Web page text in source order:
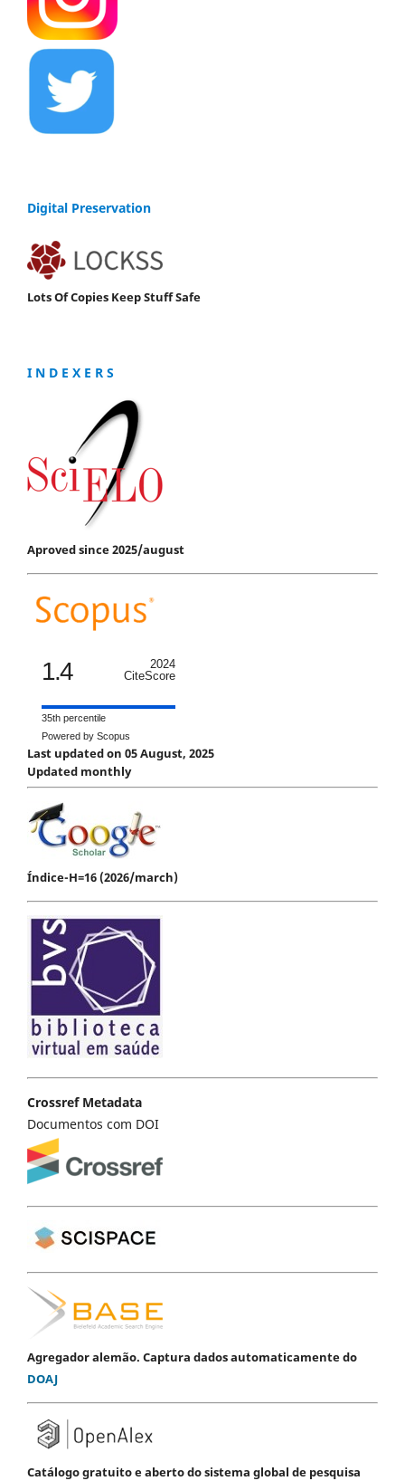
Digital Preservation
Lots Of Copies Keep Stuff Safe
I N D E X E R S
Aproved since 2025/august
1.4
2024
CiteScore
35th percentile
Powered by Scopus
Last updated on 05 August, 2025
Updated monthly
Índice-H=16 (2026/march)
Crossref Metadata
Documentos com DOI
Agregador alemão. Captura dados automaticamente do
DOAJ
Catálogo gratuito e aberto do sistema global de pesquisa